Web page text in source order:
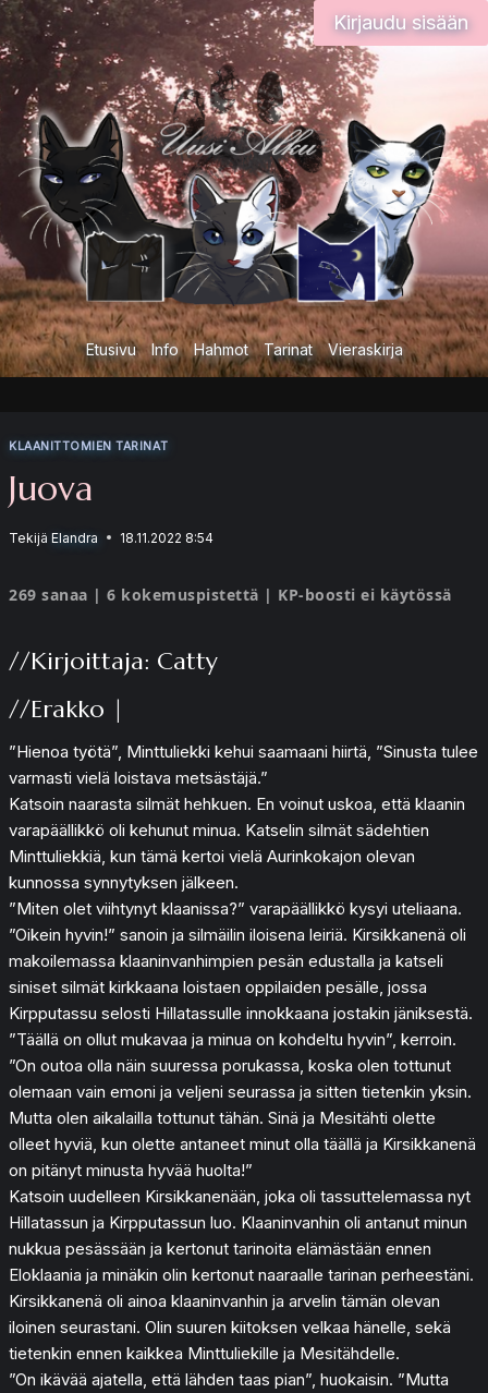
Siirry
sisältöön
Kirjaudu sisään
Etusivu Info Hahmot Tarinat Vieraskirja
KLAANITTOMIEN TARINAT
Juova
Tekijä Elandra 18.11.2022 8:54
269 sanaa | 6 kokemuspistettä | KP-boosti ei käytössä
//Kirjoittaja: Catty
//Erakko |
”Hienoa työtä”, Minttuliekki kehui saamaani hiirtä, ”Sinusta tulee
varmasti vielä loistava metsästäjä.”
Katsoin naarasta silmät hehkuen. En voinut uskoa, että klaanin
varapäällikkö oli kehunut minua. Katselin silmät sädehtien
Minttuliekkiä, kun tämä kertoi vielä Aurinkokajon olevan
kunnossa synnytyksen jälkeen.
”Miten olet viihtynyt klaanissa?” varapäällikkö kysyi uteliaana.
”Oikein hyvin!” sanoin ja silmäilin iloisena leiriä. Kirsikkanenä oli
makoilemassa klaaninvanhimpien pesän edustalla ja katseli
siniset silmät kirkkaana loistaen oppilaiden pesälle, jossa
Kirpputassu selosti Hillatassulle innokkaana jostakin jäniksestä.
”Täällä on ollut mukavaa ja minua on kohdeltu hyvin”, kerroin.
”On outoa olla näin suuressa porukassa, koska olen tottunut
olemaan vain emoni ja veljeni seurassa ja sitten tietenkin yksin.
Mutta olen aikalailla tottunut tähän. Sinä ja Mesitähti olette
olleet hyviä, kun olette antaneet minut olla täällä ja Kirsikkanenä
on pitänyt minusta hyvää huolta!”
Katsoin uudelleen Kirsikkanenään, joka oli tassuttelemassa nyt
Hillatassun ja Kirpputassun luo. Klaaninvanhin oli antanut minun
nukkua pesässään ja kertonut tarinoita elämästään ennen
Eloklaania ja minäkin olin kertonut naaraalle tarinan perheestäni.
Kirsikkanenä oli ainoa klaaninvanhin ja arvelin tämän olevan
iloinen seurastani. Olin suuren kiitoksen velkaa hänelle, sekä
tietenkin ennen kaikkea Minttuliekille ja Mesitähdelle.
”On ikävää ajatella, että lähden taas pian”, huokaisin. ”Mutta